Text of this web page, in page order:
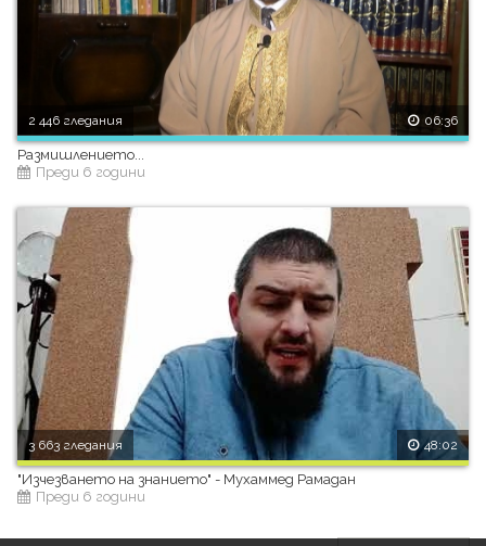
2 446 гледания 06:36
Размишлението...
Преди 6 години
3 663 гледания 48:02
"Изчезването на знанието" - Мухаммед Рамадан
Преди 6 години